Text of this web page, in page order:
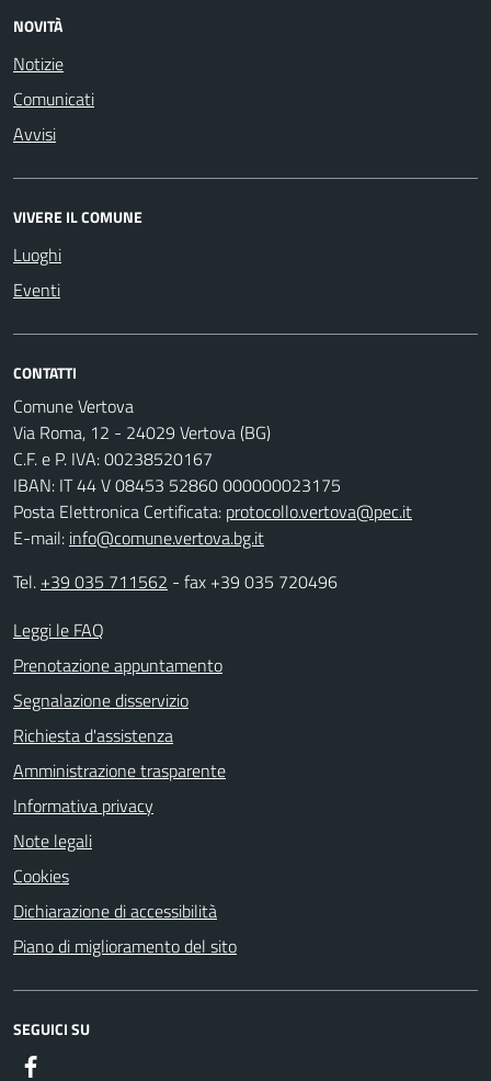
NOVITÀ
Notizie
Comunicati
Avvisi
VIVERE IL COMUNE
Luoghi
Eventi
CONTATTI
Comune Vertova
Via Roma, 12 - 24029 Vertova (BG)
C.F. e P. IVA: 00238520167
IBAN: IT 44 V 08453 52860 000000023175
Posta Elettronica Certificata: protocollo.vertova@pec.it
E-mail: info@comune.vertova.bg.it
Tel. +39 035 711562 - fax +39 035 720496
Leggi le FAQ
Prenotazione appuntamento
Segnalazione disservizio
Richiesta d'assistenza
Amministrazione trasparente
Informativa privacy
Note legali
Cookies
Dichiarazione di accessibilità
Piano di miglioramento del sito
SEGUICI SU